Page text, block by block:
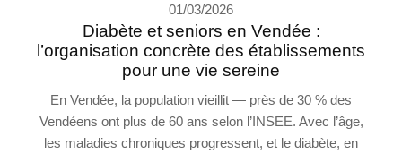
01/03/2026
Diabète et seniors en Vendée :
l’organisation concrète des établissements
pour une vie sereine
En Vendée, la population vieillit — près de 30 % des
Vendéens ont plus de 60 ans selon l’INSEE. Avec l’âge,
les maladies chroniques progressent, et le diabète, en